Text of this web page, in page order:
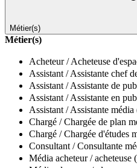
Métier(s)
Métier(s)
Acheteur / Acheteuse
Assistant / Assistante chef
Assistant / Assistante de
Assistant / Assistante en
Assistant / Assistante média
Chargé / Chargée de plan
Chargé / Chargée d'études
Consultant / Consultante
Média acheteur / acheteuse